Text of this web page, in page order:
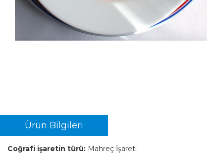
Ürün Bilgileri
Coğrafi işaretin türü: Mahreç İşareti